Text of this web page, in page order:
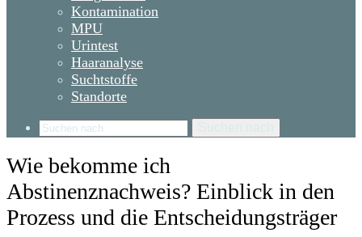
Kontamination
MPU
Urintest
Haaranalyse
Suchtstoffe
Standorte
Wie bekomme ich
Abstinenznachweis? Einblick in den
Prozess und die Entscheidungsträger